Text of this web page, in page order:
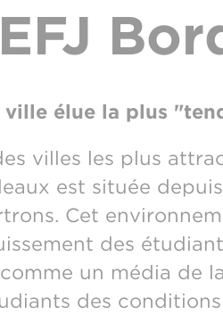
EFJ
ville élue la plus
villes les plus
est située
Cet
des
un média de
des conditions